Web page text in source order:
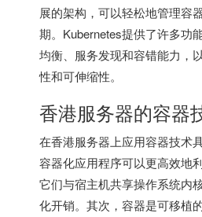
展的架构，可以轻松地管理容
期。Kubernetes提供了许多功
均衡、服务发现和容错能力，
性和可伸缩性。
香港服务器的容器
在香港服务器 上应用容器技术
容器化应用程序可以更高效地
它们与宿主机共享操作系统内
化开销。其次，容器是可移植